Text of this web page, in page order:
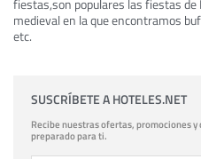
fiestas,son populares las fiestas
medieval en la que encontramos
etc.
SUSCRÍBETE A HOTELES.NET
Recibe nuestras ofertas, promociones
preparado para ti.